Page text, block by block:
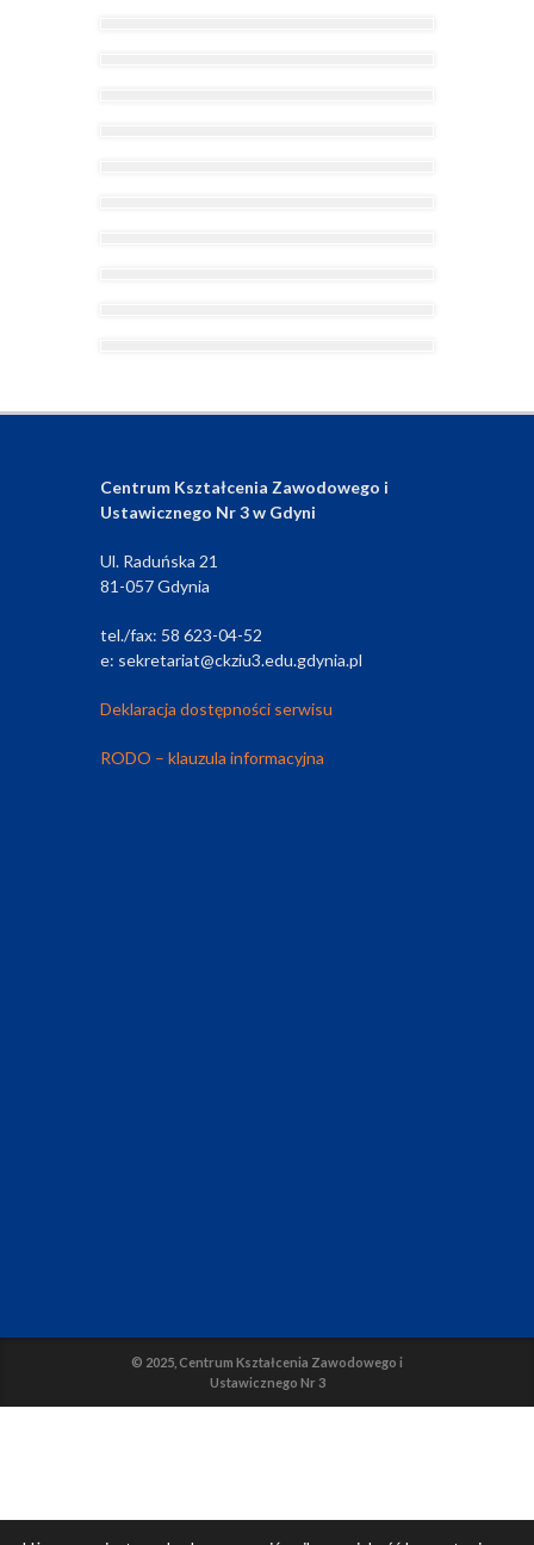
Centrum Kształcenia Zawodowego i
Ustawicznego Nr 3 w Gdyni
Ul. Raduńska 21
81-057 Gdynia
tel./fax: 58 623-04-52
e: sekretariat@ckziu3.edu.gdynia.pl
Deklaracja dostępności serwisu
RODO – klauzula informacyjna
© 2025, Centrum Kształcenia Zawodowego i
Ustawicznego Nr 3